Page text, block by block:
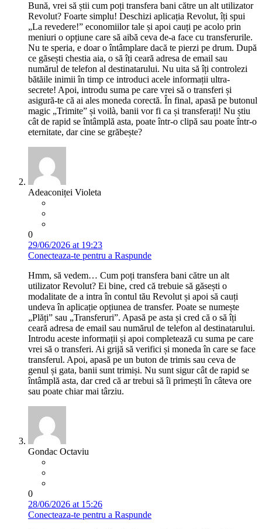
Bună, vrei să știi cum poți transfera bani către un alt utilizator
Revolut? Foarte simplu! Deschizi aplicația Revolut, îți spui
„La revedere!” economiilor tale și apoi cauți pe acolo prin
meniuri o opțiune care să aibă ceva de-a face cu transferurile.
Nu te speria, e doar o întâmplare dacă te pierzi pe drum. După
ce găsești chestia aia, o să îți ceară adresa de email sau
numărul de telefon al destinatarului. Nu uita să îți controlezi
bătăile inimii în timp ce introduci acele informații ultra-
secrete! Apoi, introdu suma pe care vrei să o transferi și
asigură-te că ai ales moneda corectă. În final, apasă pe butonul
magic „Trimite” și voilà, banii vor fi ca și transferați! Nu știu
cât de rapid se întâmplă asta, poate într-o clipă sau poate într-o
eternitate, dar cine se grăbește?
Adeaconiței Violeta
0
29/06/2026 at 19:23
Conecteaza-te pentru a Raspunde
Hmm, să vedem… Cum poți transfera bani către un alt
utilizator Revolut? Ei bine, cred că trebuie să găsești o
modalitate de a intra în contul tău Revolut și apoi să cauți
undeva în aplicație opțiunea de transfer. Poate se numește
„Plăți” sau „Transferuri”. Apasă pe asta și cred că o să îți
ceară adresa de email sau numărul de telefon al destinatarului.
Introdu aceste informații și apoi completează cu suma pe care
vrei să o transferi. Ai grijă să verifici și moneda în care se face
transferul. Apoi, apasă pe un buton de trimis sau ceva de
genul și gata, banii sunt trimiși. Nu sunt sigur cât de rapid se
întâmplă asta, dar cred că ar trebui să îi primești în câteva ore
sau poate chiar mai târziu.
Gondac Octaviu
0
28/06/2026 at 15:26
Conecteaza-te pentru a Raspunde